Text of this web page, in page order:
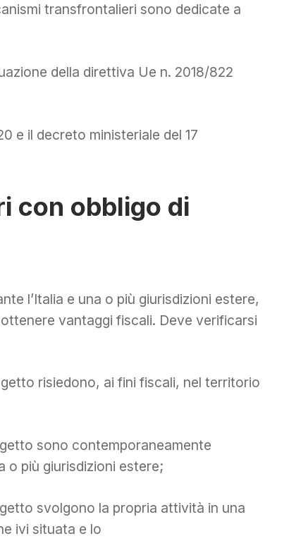
transfrontalieri sono dedicate a
della direttiva Ue n. 2018/822
e il decreto ministeriale del 17
con obbligo di
l’Italia e una o più giurisdizioni estere,
vantaggi fiscali. Deve verificarsi
risiedono, ai fini fiscali, nel territorio
sono contemporaneamente
o più giurisdizioni estere;
svolgono la propria attività in una
ivi situata e lo